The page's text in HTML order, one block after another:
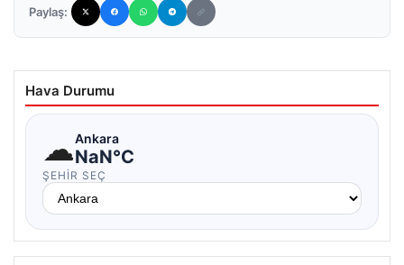
Paylaş:
Hava Durumu
☁Ankara
NaN°C
ŞEHIR SEÇ